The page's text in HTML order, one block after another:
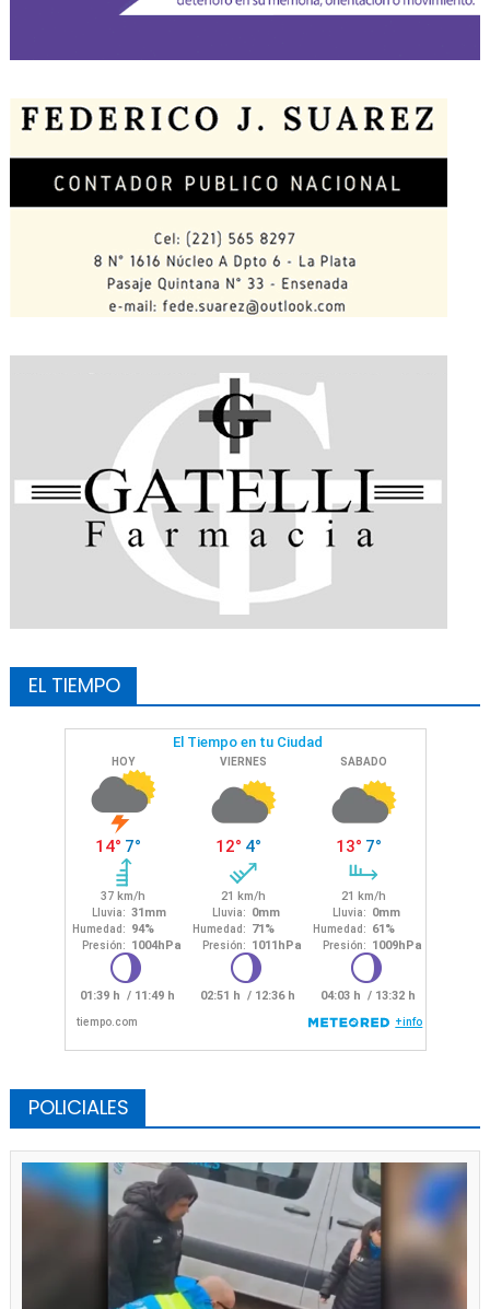
EL TIEMPO
POLICIALES